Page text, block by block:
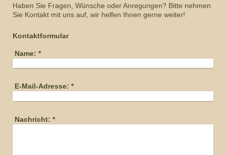
Haben Sie Fragen, Wünsche oder Anregungen? Bitte nehmen
Sie Kontakt mit uns auf, wir helfen Ihnen gerne weiter!
Kontaktformular
Name: *
E-Mail-Adresse: *
Nachricht: *